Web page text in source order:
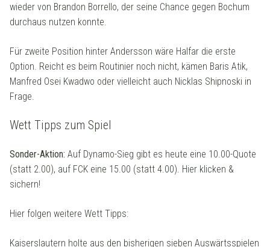
wieder von Brandon Borrello, der seine Chance gegen Bochum
durchaus nutzen konnte.
Für zweite Position hinter Andersson wäre Halfar die erste
Option. Reicht es beim Routinier noch nicht, kämen Baris Atik,
Manfred Osei Kwadwo oder vielleicht auch Nicklas Shipnoski in
Frage.
Wett Tipps zum Spiel
Sonder-Aktion: Auf Dynamo-Sieg gibt es heute eine 10.00-Quote
(statt 2.00), auf FCK eine 15.00 (statt 4.00). Hier klicken &
sichern!
Hier folgen weitere Wett Tipps:
Kaiserslautern holte aus den bisherigen sieben Auswärtsspielen